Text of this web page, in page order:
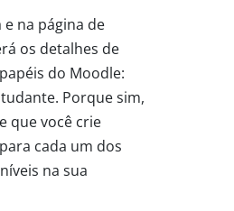
na página de
os detalhes de
do Moodle:
Porque sim,
que você crie
cada um dos
na sua